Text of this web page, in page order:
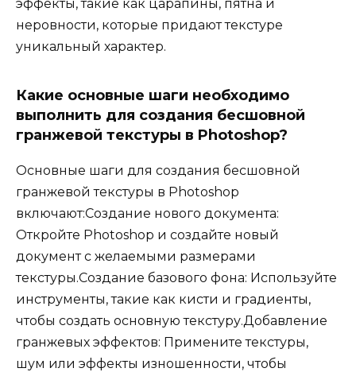
эффекты, такие как царапины, пятна и
неровности, которые придают текстуре
уникальный характер.
Какие основные шаги необходимо
выполнить для создания бесшовной
гранжевой текстуры в Photoshop?
Основные шаги для создания бесшовной
гранжевой текстуры в Photoshop
включают:Создание нового документа:
Откройте Photoshop и создайте новый
документ с желаемыми размерами
текстуры.Создание базового фона: Используйте
инструменты, такие как кисти и градиенты,
чтобы создать основную текстуру.Добавление
гранжевых эффектов: Примените текстуры,
шум или эффекты изношенности, чтобы